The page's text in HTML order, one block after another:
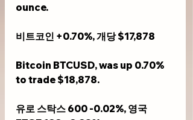
ounce.
비트코인 +0.70%, 개당 $17,878
Bitcoin BTCUSD, was up 0.70%
to trade $18,878.
유로 스탁스 600 -0.02%, 영국